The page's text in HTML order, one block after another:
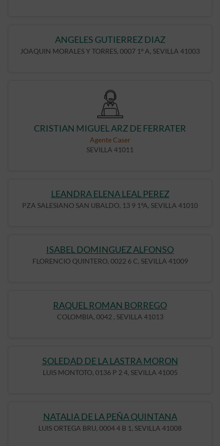
ANGELES GUTIERREZ DIAZ
JOAQUIN MORALES Y TORRES, 0007 1º A, SEVILLA 41003
CRISTIAN MIGUEL ARZ DE FERRATER
Agente Caser
SEVILLA 41011
LEANDRA ELENA LEAL PEREZ
PZA SALESIANO SAN UBALDO, 13 9 1ºA, SEVILLA 41010
ISABEL DOMINGUEZ ALFONSO
FLORENCIO QUINTERO, 0022 6 C, SEVILLA 41009
RAQUEL ROMAN BORREGO
COLOMBIA, 0042 , SEVILLA 41013
SOLEDAD DE LA LASTRA MORON
LUIS MONTOTO, 0136 P 2 4, SEVILLA 41005
NATALIA DE LA PEÑA QUINTANA
LUIS ORTEGA BRU, 0004 4 B 1, SEVILLA 41008